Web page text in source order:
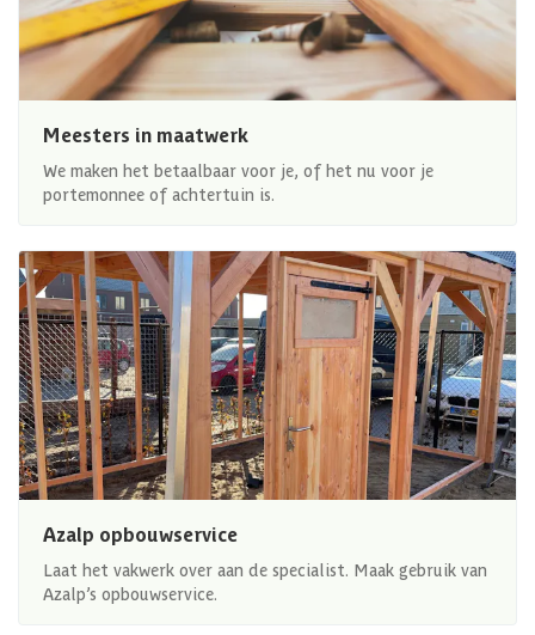
Meesters in maatwerk
We maken het betaalbaar voor je, of het nu voor je
portemonnee of achtertuin is.
Azalp opbouwservice
Laat het vakwerk over aan de specialist. Maak gebruik van
Azalp’s opbouwservice.